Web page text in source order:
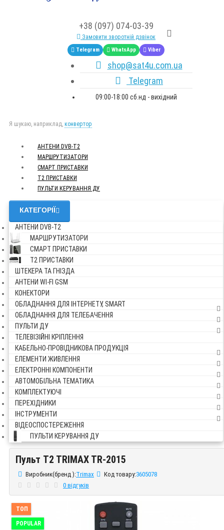
+38 (097) 074-03-39
Замовити зворотній дзвінок
Telegram WhatsApp Viber
shop@sat4u.com.ua
Telegram
09:00-18:00 сб.нд - вихідний
Я шукаю, наприклад, конвертор
АНТЕНИ DVB-Т2
МАРШРУТИЗАТОРИ
СМАРТ ПРИСТАВКИ
Т2 ПРИСТАВКИ
ПУЛЬТИ КЕРУВАННЯ ДУ
КАТЕГОРІЇ
АНТЕНИ DVB-Т2
МАРШРУТИЗАТОРИ
СМАРТ ПРИСТАВКИ
Т2 ПРИСТАВКИ
ШТЕКЕРА ТА ГНІЗДА
АНТЕНИ WI-FI GSM
КОНЕКТОРИ
ОБЛАДНАННЯ ДЛЯ ІНТЕРНЕТУ, SMART
ОБЛАДНАННЯ ДЛЯ ТЕЛЕБАЧЕННЯ
ПУЛЬТИ ДУ
ТЕЛЕВІЗІЙНІ КРІПЛЕННЯ
КАБЕЛЬНО-ПРОВІДНИКОВА ПРОДУКЦІЯ
ЕЛЕМЕНТИ ЖИВЛЕННЯ
ЕЛЕКТРОННІ КОМПОНЕНТИ
АВТОМОБІЛЬНА ТЕМАТИКА
КОМПЛЕКТУЮЧІ
ПЕРЕХІДНИКИ
ІНСТРУМЕНТИ
ВІДЕОСПОСТЕРЕЖЕННЯ
ПУЛЬТИ КЕРУВАННЯ ДУ
Пульт T2 TRIMAX TR-2015
Пульт T2 TRIMAX TR-2015
Виробник(бренд ):Trimax Код товару:3605078
0 відгуків
ТОП
POPULAR